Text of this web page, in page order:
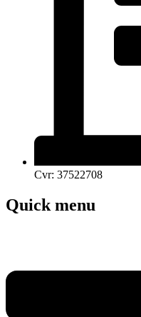
Cvr: 37522708
Quick menu